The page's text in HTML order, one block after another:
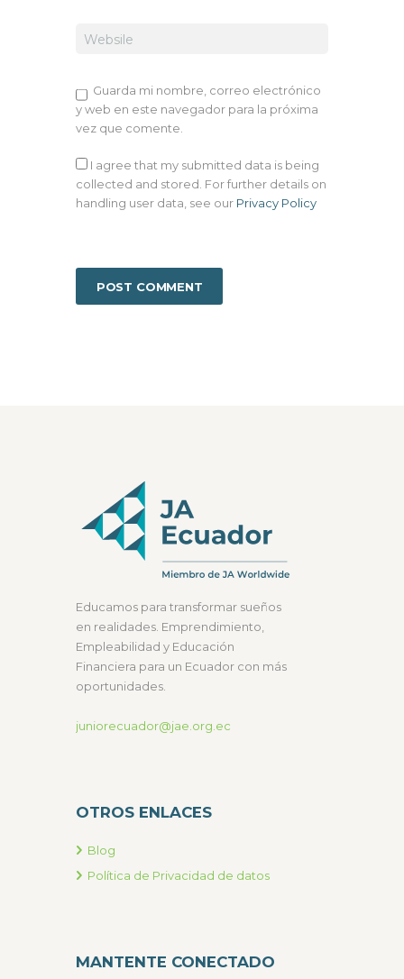
Guarda mi nombre, correo electrónico
y web en este navegador para la próxima
vez que comente.
I agree that my submitted data is being
collected and stored. For further details on
handling user data, see our Privacy Policy
Educamos para transformar sueños
en realidades. Emprendimiento,
Empleabilidad y Educación
Financiera para un Ecuador con más
oportunidades.
juniorecuador@jae.org.ec
OTROS ENLACES
Blog
Política de Privacidad de datos
MANTENTE CONECTADO